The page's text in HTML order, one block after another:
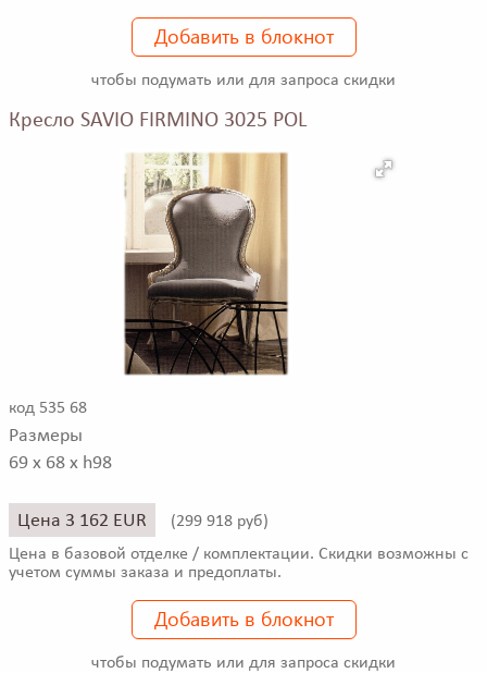
Добавить в блокнот
чтобы подумать или для запроса скидки
Кресло SAVIO FIRMINO 3025 POL
код 535 68
Размеры
69 x 68 x h98
Цена 3 162 EUR (299 918 руб)
Цена в базовой отделке / комплектации. Скидки возможны с
учетом суммы заказа и предоплаты.
Добавить в блокнот
чтобы подумать или для запроса скидки